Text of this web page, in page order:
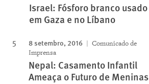
Israel: Fósforo branco usado
em Gaza e no Líbano
8 setembro, 2016
Comunicado de
Imprensa
Nepal: Casamento Infantil
Ameaça o Futuro de Meninas